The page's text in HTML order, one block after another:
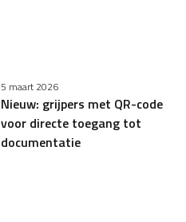
5 maart 2026
Nieuw: grijpers met QR-code
voor directe toegang tot
documentatie